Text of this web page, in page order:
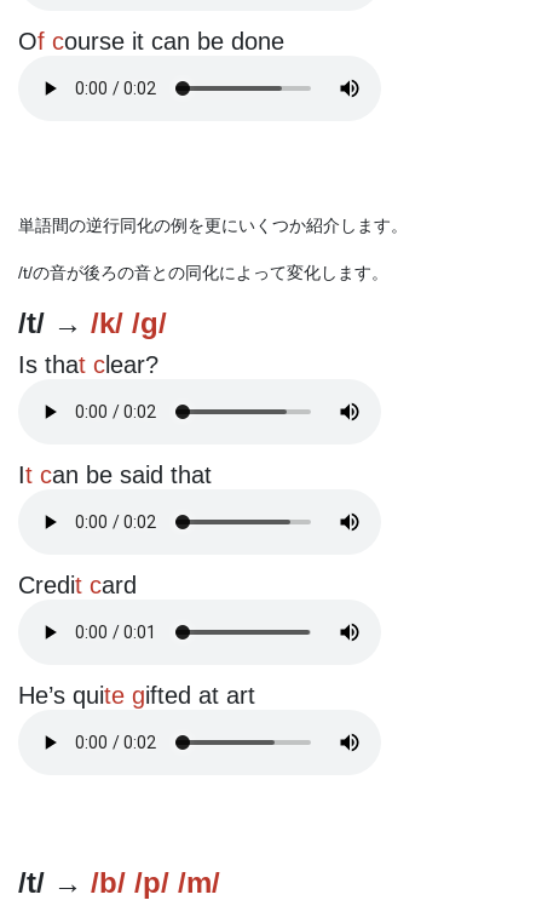
Of course it can be done
単語間の逆行同化の例を更にいくつか紹介します。
/t/の音が後ろの音との同化によって変化します。
/t/ → /k/ /g/
Is that clear?
It can be said that
Credit card
He’s quite gifted at art
/t/ → /b/ /p/ /m/